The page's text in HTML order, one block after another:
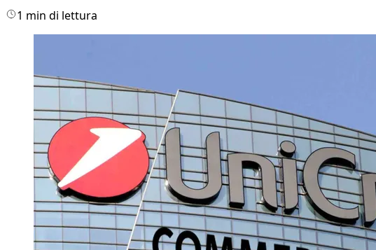
1 min di lettura